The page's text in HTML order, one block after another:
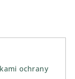
ochrany